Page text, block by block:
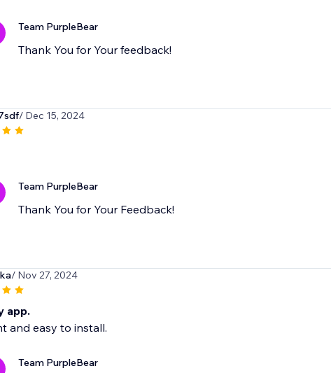
Team PurpleBear
Thank You for Your feedback!
/ Dec 15, 2024
Team PurpleBear
Thank You for Your Feedback!
/ Nov 27, 2024
app.
and easy to install.
Team PurpleBear